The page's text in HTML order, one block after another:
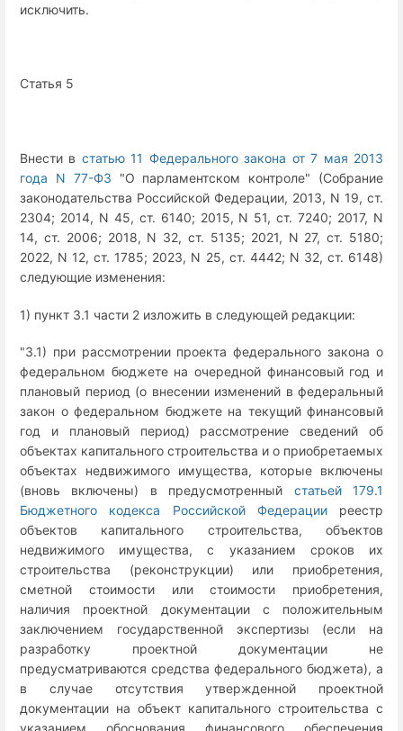
исключить.
Статья 5
Внести в статью 11 Федерального закона от 7 мая 2013
года N 77-ФЗ "О парламентском контроле" (Собрание
законодательства Российской Федерации, 2013, N 19, ст.
2304; 2014, N 45, ст. 6140; 2015, N 51, ст. 7240; 2017, N
14, ст. 2006; 2018, N 32, ст. 5135; 2021, N 27, ст. 5180;
2022, N 12, ст. 1785; 2023, N 25, ст. 4442; N 32, ст. 6148)
следующие изменения:
1) пункт 3.1 части 2 изложить в следующей редакции:
"3.1) при рассмотрении проекта федерального закона о
федеральном бюджете на очередной финансовый год и
плановый период (о внесении изменений в федеральный
закон о федеральном бюджете на текущий финансовый
год и плановый период) рассмотрение сведений об
объектах капитального строительства и о приобретаемых
объектах недвижимого имущества, которые включены
(вновь включены) в предусмотренный статьей 179.1
Бюджетного кодекса Российской Федерацииреестр
объектов капитального строительства, объектов
недвижимого имущества, с указанием сроков их
строительства (реконструкции) или приобретения,
сметной стоимости или стоимости приобретения,
наличия проектной документации с положительным
заключением государственной экспертизы (если на
разработку проектной документации не
предусматриваются средства федерального бюджета), а
в случае отсутствия утвержденной проектной
документации на объект капитального строительства с
указанием обоснования финансового обеспечения